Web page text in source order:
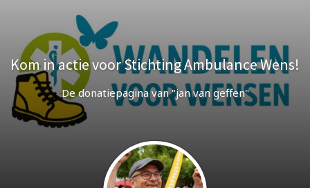
Kom in actie voor Stichting Ambulance Wens!
De donatiepagina van "jan van geffen"